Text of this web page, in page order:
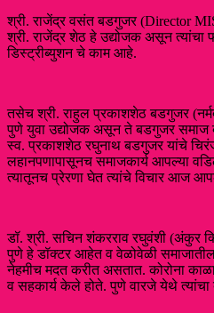
श्री. राजेंद्र वसंत बडगुजर (Director
श्री. राजेंद्र शेठ हे उद्योजक असून त्यांचा
डिस्ट्रीब्युशन चे काम आहे.
तसेच श्री. राहुल प्रकाशशेठ बडगुजर
पुणे युवा उद्योजक असून ते बडगुजर समाज
स्व. प्रकाशशेठ रघुनाथ बडगुजर यांचे
लहानपणापासूनच समाजकार्य आपल्या
त्यातूनच प्रेरणा घेत त्यांचे विचार आज
डॉ. श्री. सचिन शंकरराव रघुवंशी (अंकुर
पुणे हे डॉक्टर आहेत व वेळोवेळी
नेहमीच मदत करीत असतात. कोरोना
व सहकार्य केले होते. पुणे वारजे येथे त्यांचा